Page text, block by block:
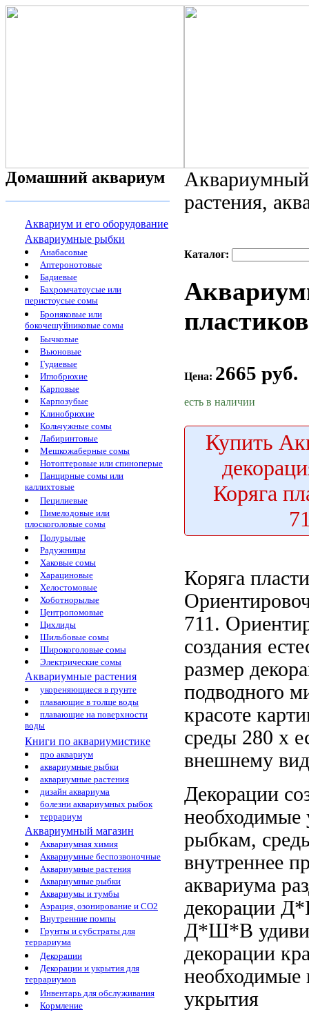
Домашний аквариум
Аквариум и его оборудование
Аквариумные рыбки
Анабасовые
Аптеронотовые
Бадиевые
Бахромчатоусые или
перистоусые сомы
Броняковые или
бокочешуйниковые сомы
Бычковые
Вьюновые
Гудиевые
Иглобрюхие
Карповые
Карпозубые
Клинобрюхие
Кольчужные сомы
Лабиринтовые
Мешкожаберные сомы
Нотоптеровые или спиноперые
Панцирные сомы или
каллихтовые
Пецилиевые
Пимелодовые или
плоскоголовые сомы
Полурылые
Радужницы
Хаковые сомы
Харациновые
Хелостомовые
Хоботнорылые
Центропомовые
Цихлиды
Шильбовые сомы
Широкоголовые сомы
Электрические сомы
Аквариумные растения
укореняющиеся в грунте
плавающие в толще воды
плавающие на поверхности
воды
Книги по аквариумистике
про аквариум
аквариумные рыбки
аквариумные растения
дизайн аквариума
болезни аквариумных рыбок
террариум
Аквариумный магазин
Аквариумная химия
Аквариумные беспозвоночные
Аквариумные растения
Аквариумные рыбки
Аквариумы и тумбы
Аэрация, озонирование и CO2
Внутренние помпы
Грунты и субстраты для
террариума
Декорации
Декорации и укрытия для
террариумов
Инвентарь для обслуживания
Кормление
растения,
Каталог:
Цена: 2665 руб.
есть в наличии
Купить
Коряга
Коряга
711.
создания
размер
подводного
красоте
среды 280 х
внешнему
Декорации
рыбкам,
внутреннее
аквариума
декорации
Д*Ш*В
декорации
необходимые
укрытия